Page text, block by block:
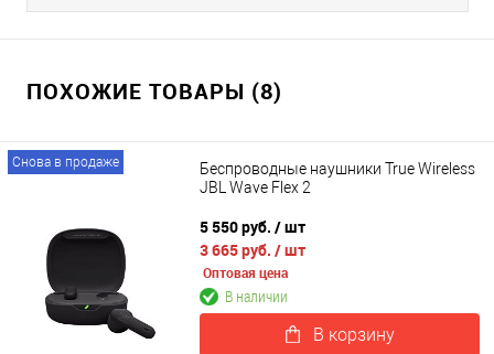
ПОХОЖИЕ ТОВАРЫ (8)
Снова в продаже
Беспроводные наушники True Wireless
JBL Wave Flex 2
5 550 руб. / шт
3 665 руб. / шт
Оптовая цена
В наличии
В корзину